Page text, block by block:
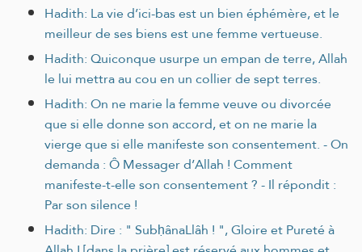
Hadith: La vie d’ici-bas est un bien éphémère, et le
meilleur de ses biens est une femme vertueuse.
Hadith: Quiconque usurpe un empan de terre, Allah
le lui mettra au cou en un collier de sept terres.
Hadith: On ne marie la femme veuve ou divorcée
que si elle donne son accord, et on ne marie la
vierge que si elle manifeste son consentement. - On
demanda : Ô Messager d’Allah ! Comment
manifeste-t-elle son consentement ? - Il répondit :
Par son silence !
Hadith: Dire : " SubḥânaLlâh ! ", Gloire et Pureté à